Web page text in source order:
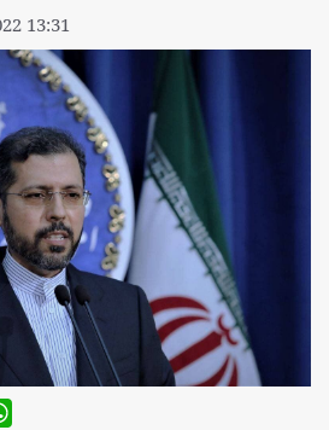
13:31